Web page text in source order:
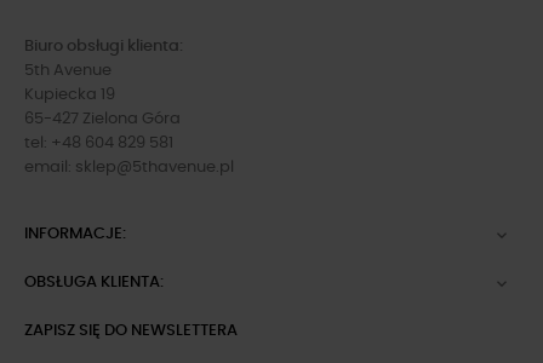
Biuro obsługi klienta:
5th Avenue
Kupiecka 19
65-427 Zielona Góra
tel: +48 604 829 581
email: sklep@5thavenue.pl
INFORMACJE: 
OBSŁUGA KLIENTA: 
ZAPISZ SIĘ DO NEWSLETTERA